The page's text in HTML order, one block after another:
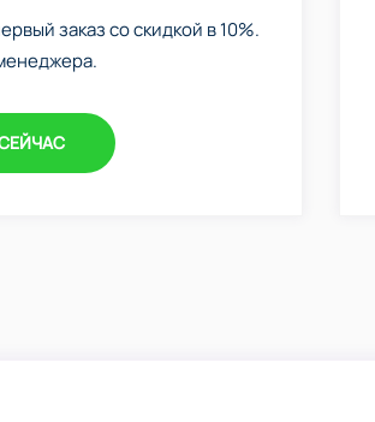
заказ со скидкой в 10%.